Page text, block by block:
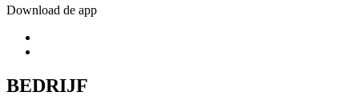
Download de app
BEDRIJF